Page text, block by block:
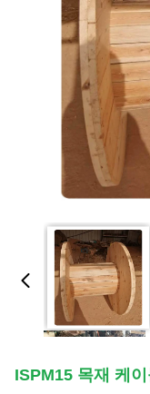
ISPM15 목재 케